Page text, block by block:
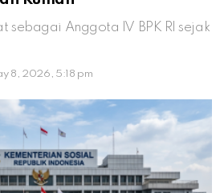
sebagai Anggota IV BPK RI sejak
8, 2026, 5:18 pm